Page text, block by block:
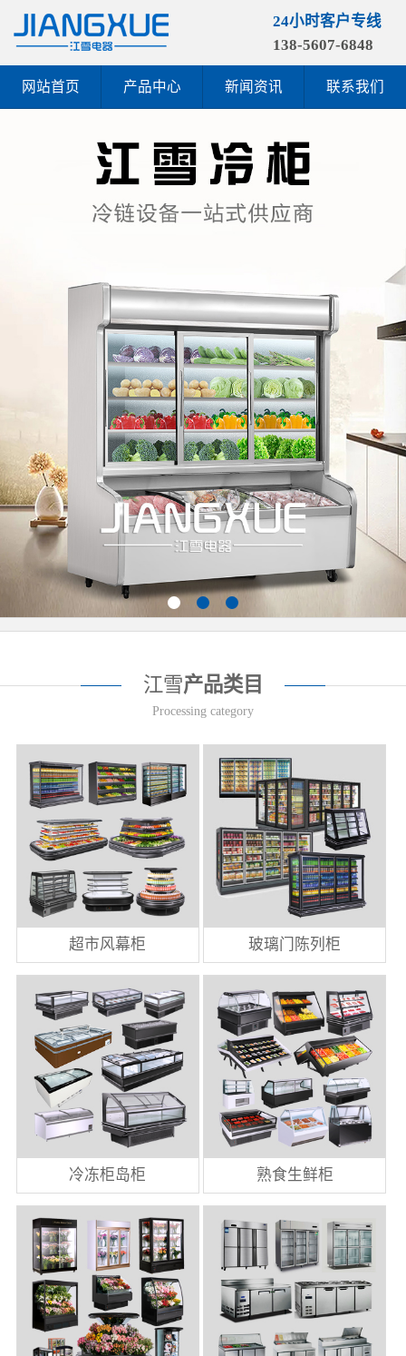
24小时客户专线
138-5607-6848
网站首页 产品中心 新闻资讯 联系我们
江雪产品类目
Processing category
超市风幕柜 玻璃门陈列柜
冷冻柜岛柜 熟食生鲜柜